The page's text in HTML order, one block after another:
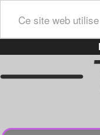
Ce site web